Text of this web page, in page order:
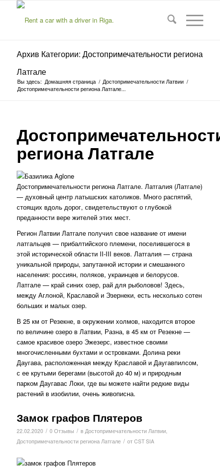
Архив Категории: Достопримечательности региона
Латгале
Вы здесь: Домашняя страница / Достопримечательности Латвии /
Достопримечательности региона Латгале...
региона Латгале
Достопримечательности региона Латгале. Латгалия (Латгале)
— духовный центр латышских католиков. Много распятий,
стоящих вдоль дорог, свидетельствуют о глубокой
преданности вере жителей этих мест.
Регион Латвии Латгале получил свое название от имени
латгальцев — прибалтийского племени, поселившегося в
этой исторической области II-III веков. Латгалия — страна
уникальной природы, запутанной истории и смешанного
населения: россиян, поляков, украинцев и белорусов.
Латгале — край синих озер, рай для рыболовов! Здесь,
между Аглоной, Краславой и Эзернеки, есть несколько сотен
больших и малых озер.
В 25 км от Резекне, в окружении холмов, находится второе
по величине озеро в Латвии, Разна, в 45 км от Резекне —
самое красивое озеро Эжезерс, известное своими
многочисленными бухтами и островками. Долина реки
Даугава, расположенная между Краславой и Даугавпилсом,
с ее крутыми берегами (высотой до 40 м) и природным
парком Даугавас Локи, где вы можете найти редкие виды
растений в изобилии, очень живописна.
Замок графов Плятеров
22.02.2020 / 0 Отзывы / в Достопримечательности Латвии,
Достопримечательности региона Латгале / от CST SIA